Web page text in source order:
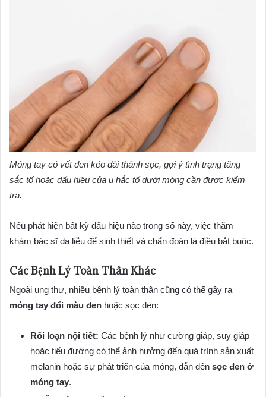
Móng tay có vết đen kéo dài thành sọc, gợi ý tình trạng tăng
sắc tố hoặc dấu hiệu của u hắc tố dưới móng cần được kiểm
tra.
Nếu phát hiện bất kỳ dấu hiệu nào trong số này, việc thăm
khám bác sĩ da liễu để sinh thiết và chẩn đoán là điều bắt buộc.
Các Bệnh Lý Toàn Thân Khác
Ngoài ung thư, nhiều bệnh lý toàn thân cũng có thể gây ra
móng tay đổi màu đen hoặc sọc đen:
Rối loạn nội tiết: Các bệnh lý như cường giáp, suy giáp
hoặc tiểu đường có thể ảnh hưởng đến quá trình sản xuất
melanin hoặc sự phát triển của móng, dẫn đến sọc đen ở
móng tay.